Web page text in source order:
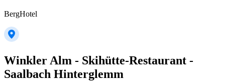
BergHotel
Winkler Alm - Skihütte-Restaurant -
Saalbach Hinterglemm